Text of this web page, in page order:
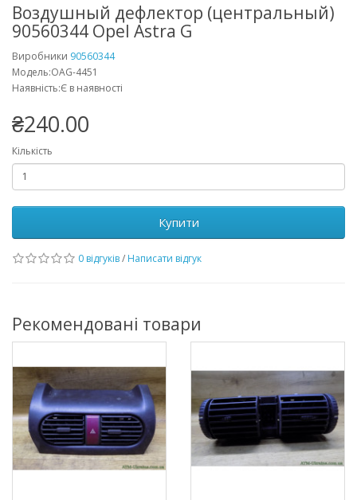
Воздушный дефлектор (центральный)
90560344 Opel Astra G
Виробники 90560344
Модель:OAG-4451
Наявність:Є в наявності
₴240.00
Кількість
Купити
0 відгуків/ Написати відгук
Рекомендовані товари